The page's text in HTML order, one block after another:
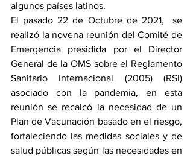
algunos países latinos.
El pasado 22 de Octubre de 2021,  se
realizó la novena reunión del Comité de
Emergencia presidida por el Director
General de la OMS sobre el Reglamento
Sanitario Internacional (2005) (RSI)
asociado con la pandemia, en esta
reunión se recalcó la necesidad de un
Plan de Vacunación basado en el riesgo,
fortaleciendo las medidas sociales y de
salud públicas según las necesidades en